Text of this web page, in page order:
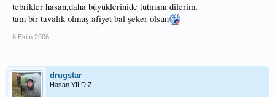
tebrikler hasan,daha büyüklerinide tutmanı dilerim,
tam bir tavalık olmuş afiyet bal şeker olsun
6 Ekim 2006
drugstar
Hasan YILDIZ